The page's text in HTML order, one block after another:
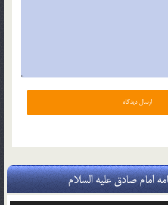
امام صادق علیه السلام